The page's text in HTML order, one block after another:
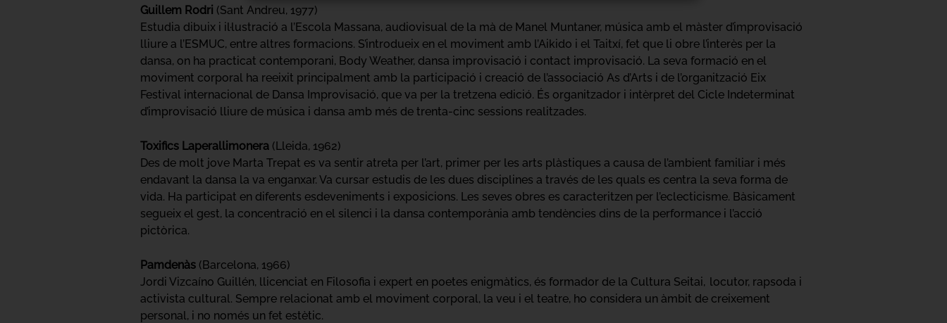
Guillem Rodri (Sant Andreu, 1977)
Estudia dibuix i il·lustració a l’Escola Massana, audiovisual de la mà de Manel Muntaner, música amb el màster d’improvisació
lliure a l’ESMUC, entre altres formacions. S’introdueix en el moviment amb l’Aikido i el Taitxí, fet que li obre l’interès per la
dansa, on ha practicat contemporani, Body Weather, dansa improvisació i contact improvisació. La seva formació en el
moviment corporal ha reeixit principalment amb la participació i creació de l’associació As d’Arts i de l’organització Eix
Festival internacional de Dansa Improvisació, que va per la tretzena edició. És organitzador i intèrpret del Cicle Indeterminat
d’improvisació lliure de música i dansa amb més de trenta-cinc sessions realitzades.
Toxifics Laperallimonera (Lleida, 1962)
Des de molt jove Marta Trepat es va sentir atreta per l’art, primer per les arts plàstiques a causa de l’ambient familiar i més
endavant la dansa la va enganxar. Va cursar estudis de les dues disciplines a través de les quals es centra la seva forma de
vida. Ha participat en diferents esdeveniments i exposicions. Les seves obres es caracteritzen per l’eclecticisme. Bàsicament
segueix el gest, la concentració en el silenci i la dansa contemporània amb tendències dins de la performance i l’acció
pictòrica.
Pamdenàs (Barcelona, 1966)
Jordi Vizcaíno Guillén, llicenciat en Filosofia i expert en poetes enigmàtics, és formador de la Cultura Seitai, locutor, rapsoda i
activista cultural. Sempre relacionat amb el moviment corporal, la veu i el teatre, ho considera un àmbit de creixement
personal, i no només un fet estètic.